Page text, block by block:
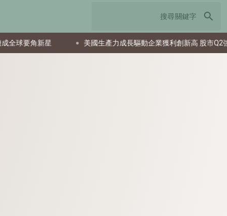
search
新星 美國生產力成長驅動企業獲利創新高 股市Q2強勁反彈